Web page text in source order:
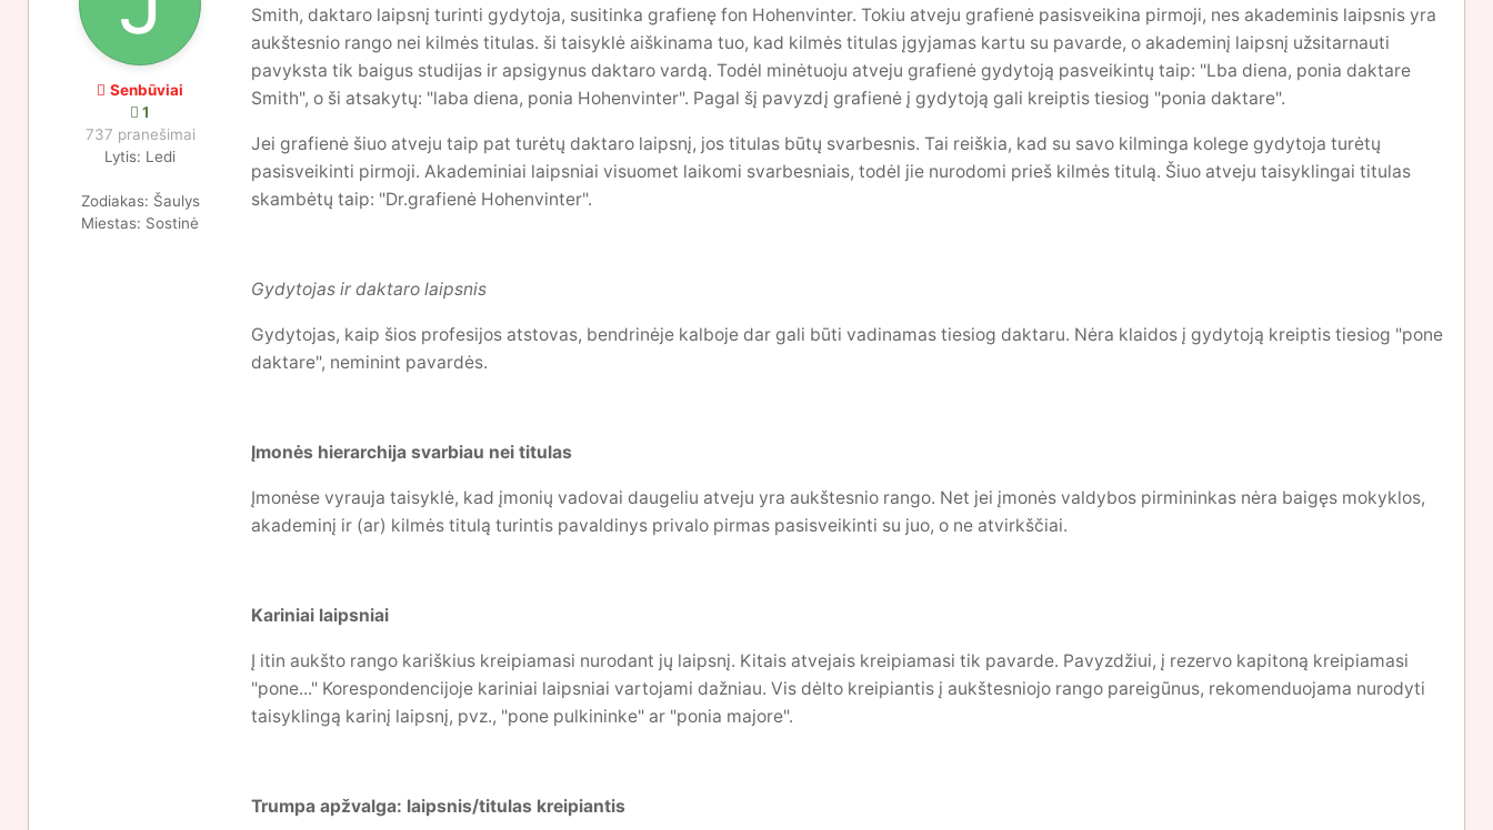
Senbūviai
1
737 pranešimai
Lytis: Ledi
Zodiakas: Šaulys
Miestas: Sostinė
Smith, daktaro laipsnį turinti gydytoja, susitinka grafienę fon Hohenvinter. Tokiu atveju grafienė pasisveikina pirmoji, nes akademinis laipsnis yra
aukštesnio rango nei kilmės titulas. ši taisyklė aiškinama tuo, kad kilmės titulas įgyjamas kartu su pavarde, o akademinį laipsnį užsitarnauti
pavyksta tik baigus studijas ir apsigynus daktaro vardą. Todėl minėtuoju atveju grafienė gydytoją pasveikintų taip: "Lba diena, ponia daktare
Smith", o ši atsakytų: "laba diena, ponia Hohenvinter". Pagal šį pavyzdį grafienė į gydytoją gali kreiptis tiesiog "ponia daktare".
Jei grafienė šiuo atveju taip pat turėtų daktaro laipsnį, jos titulas būtų svarbesnis. Tai reiškia, kad su savo kilminga kolege gydytoja turėtų
pasisveikinti pirmoji. Akademiniai laipsniai visuomet laikomi svarbesniais, todėl jie nurodomi prieš kilmės titulą. Šiuo atveju taisyklingai titulas
skambėtų taip: "Dr.grafienė Hohenvinter".
Gydytojas ir daktaro laipsnis
Gydytojas, kaip šios profesijos atstovas, bendrinėje kalboje dar gali būti vadinamas tiesiog daktaru. Nėra klaidos į gydytoją kreiptis tiesiog "pone
daktare", neminint pavardės.
Įmonės hierarchija svarbiau nei titulas
Įmonėse vyrauja taisyklė, kad įmonių vadovai daugeliu atveju yra aukštesnio rango. Net jei įmonės valdybos pirmininkas nėra baigęs mokyklos,
akademinį ir (ar) kilmės titulą turintis pavaldinys privalo pirmas pasisveikinti su juo, o ne atvirkščiai.
Kariniai laipsniai
Į itin aukšto rango kariškius kreipiamasi nurodant jų laipsnį. Kitais atvejais kreipiamasi tik pavarde. Pavyzdžiui, į rezervo kapitoną kreipiamasi
"pone..." Korespondencijoje kariniai laipsniai vartojami dažniau. Vis dėlto kreipiantis į aukštesniojo rango pareigūnus, rekomenduojama nurodyti
taisyklingą karinį laipsnį, pvz., "pone pulkininke" ar "ponia majore".
Trumpa apžvalga: laipsnis/titulas kreipiantis